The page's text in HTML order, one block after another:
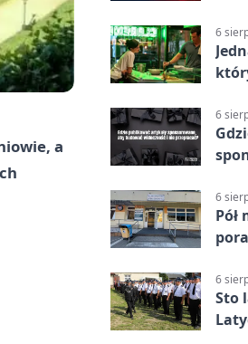
a
6
6
6
6
Sto